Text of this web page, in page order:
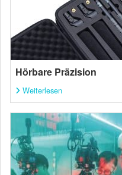
Hörbare Präzision
Weiterlesen